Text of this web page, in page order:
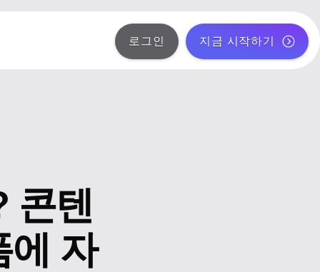
로그인 지금 시작하기
콘텐
에 자